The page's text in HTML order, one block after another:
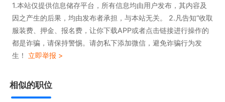
1.本站仅提供信息储存平台，所有信息均由用户发布，其内容及
因之产生的后果，均由发布者承担，与本站无关。 2.凡告知“收取
服装费、押金、报名费，让你下载APP或者点击链接进行操作的
都是诈骗，请保持警惕。请勿私下添加微信，避免诈骗行为发
生！ 立即举报 >
相似的职位